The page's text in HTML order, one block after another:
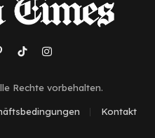
TikTokInstagram
Rechte vorbehalten.
Kontakt